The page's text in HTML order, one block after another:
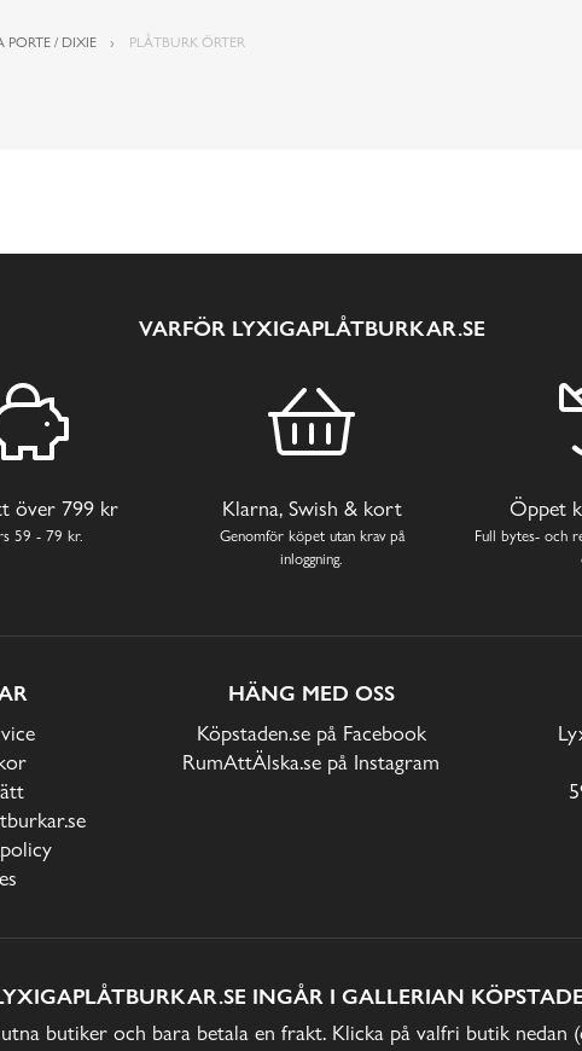
PORTE / DIXIE PLÅTBURK ÖRTER
VARFÖR LYXIGAPLÅTBURKAR.SE
över 799 kr
59 - 79 kr.
Klarna, Swish & kort
Genomför köpet utan krav på
inloggning.
Öppet
Full bytes- och
HÄNG MED OSS
Köpstaden.se på Facebook
RumAttÄlska.se på Instagram
INGÅR I GALLERIAN
butiker och bara betala en frakt. Klicka på valfri butik